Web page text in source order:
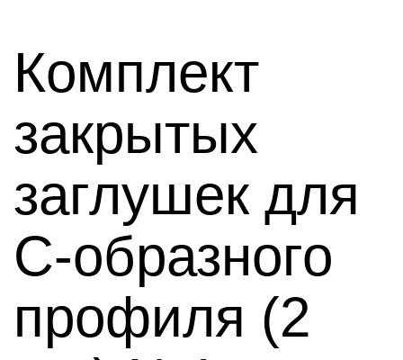
Комплект
закрытых
заглушек для
С-образного
профиля (2